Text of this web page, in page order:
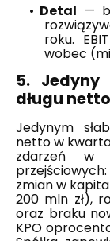
• Detal —
roku.
wobec
5. Jedyny
długu netto
Jedynym
netto w
zdarzeń w
zmian w
200 mln zł),
oraz braku
KPO